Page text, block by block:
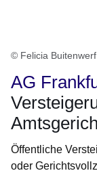
© Felicia
AG
Öffentliche
oder